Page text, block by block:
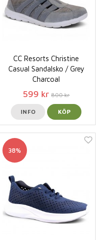
CC Resorts Christine
Casual Sandalsko / Grey
Charcoal
599 kr 800 kr
INFO KÖP
38%